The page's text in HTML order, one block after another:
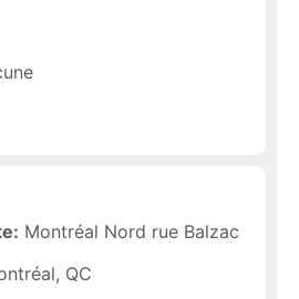
Montréal Nord rue Balzac
QC